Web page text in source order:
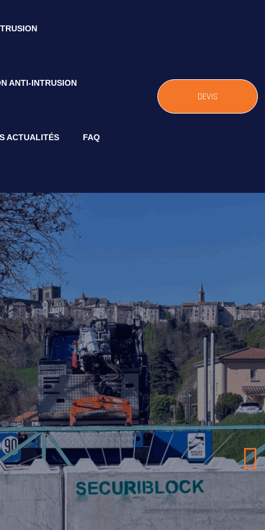
ANTI-INTRUSION
ACTUALITÉS FAQ
DEVIS